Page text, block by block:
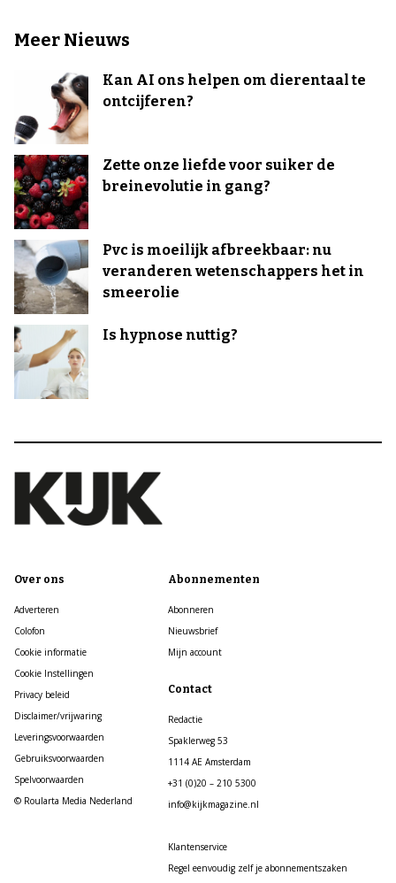
Meer Nieuws
Kan AI ons helpen om dierentaal te
ontcijferen?
Zette onze liefde voor suiker de
breinevolutie in gang?
Pvc is moeilijk afbreekbaar: nu
veranderen wetenschappers het in
smeerolie
Is hypnose nuttig?
Over ons
Adverteren
Colofon
Cookie informatie
Cookie Instellingen
Privacy beleid
Disclaimer/vrijwaring
Leveringsvoorwaarden
Gebruiksvoorwaarden
Spelvoorwaarden
© Roularta Media Nederland
Abonnementen
Abonneren
Nieuwsbrief
Mijn account
Contact
Redactie
Spaklerweg 53
1114 AE Amsterdam
+31 (0)20 – 210 5300
info@kijkmagazine.nl
Klantenservice
Regel eenvoudig zelf je abonnementszaken